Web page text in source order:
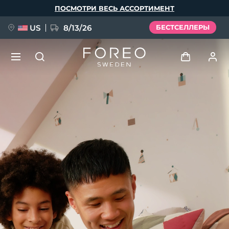
ПОСМОТРИ ВЕСЬ АССОРТИМЕНТ
US 8/13/26 БЕСТСЕЛЛЕРЫ
Профиль пользователя
Мои заказы
Мои подписки
НОВИНКА
FAQ™ Pure Beauty-Tech Elixir
BREAKING NEWS
issa™ Teeth Whitening Set
Язык
English Deutsch
Español
Français
Italiano
Polski
Svenska
Русский
Türkçe
简体中文